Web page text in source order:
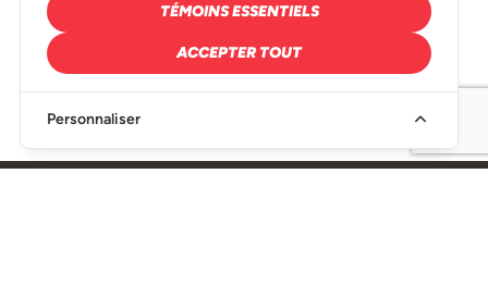
TÉMOINS ESSENTIELS
ACCEPTER TOUT
Personnaliser